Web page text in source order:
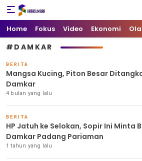
Kata Sumbar
Berita Sumbar Hari Ini
Home Fokus Video Ekonomi
#DAMKAR
BERITA
Mangsa Kucing, Piton Besar
Damkar
4 bulan yang lalu
BERITA
HP Jatuh ke Selokan, Sopir Ini Minta
Damkar Padang Pariaman
1 tahun yang lalu